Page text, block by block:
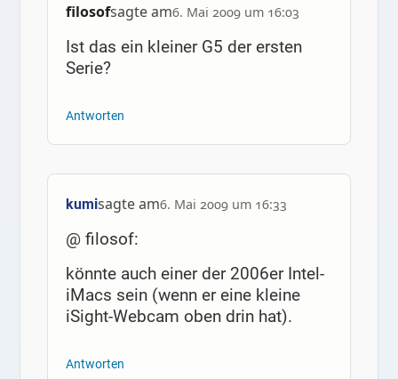
filosofsagte am6. Mai 2009 um 16:03
Ist das ein kleiner G5 der ersten
Serie?
Antworten
kumisagte am6. Mai 2009 um 16:33
@ filosof:
könnte auch einer der 2006er Intel-
iMacs sein (wenn er eine kleine
iSight-Webcam oben drin hat).
Antworten